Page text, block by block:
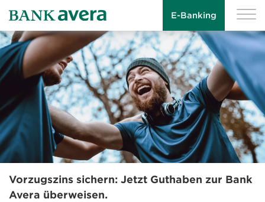
E-Banking
Vorzugszins sichern: Jetzt Guthaben zur Bank
Avera überweisen.